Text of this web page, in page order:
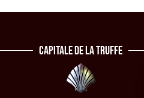
Capitale de la Truffe